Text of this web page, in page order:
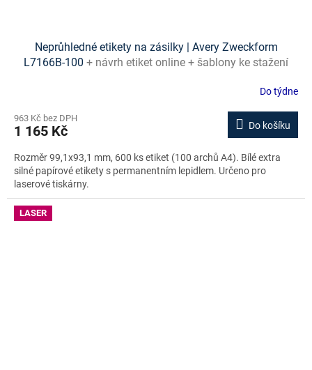
Neprůhledné etikety na zásilky | Avery Zweckform
L7166B-100 + návrh etiket online + šablony ke stažení
Do týdne
963 Kč bez DPH
1 165 Kč Do košíku
Rozměr 99,1x93,1 mm, 600 ks etiket (100 archů A4). Bílé extra
silné papírové etikety s permanentním lepidlem. Určeno pro
laserové tiskárny.
LASER